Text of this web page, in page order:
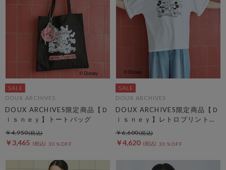
DOUX ARCHIVES
DOUX ARCHIVES限定商品【Ｄ
ｉｓｎｅｙ】トートバッグ
￥3,465 30％OFF
￥4,950
DOUX ARCHIVES
DOUX ARCHIVES限定商品【Ｄ
ｉｓｎｅｙ】レトロプリントＴ
ｅｅ
￥4,620 30％OFF
￥6,600